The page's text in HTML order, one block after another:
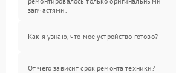
запчастями.
Как я узнаю, что мое устройство готово?
От чего зависит срок ремонта техники?